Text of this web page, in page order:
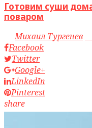
Готовим суши
поваром
byМихаил Тургенев
Facebook
Twitter
Google+
LinkedIn
Pinterest
share